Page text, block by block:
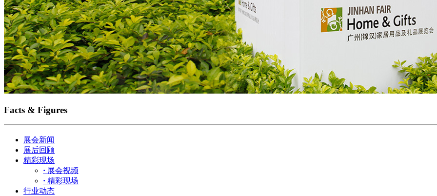
Facts & Figures
展会新闻
展后回顾
精彩现场
· 展会视频
· 精彩现场
行业动态